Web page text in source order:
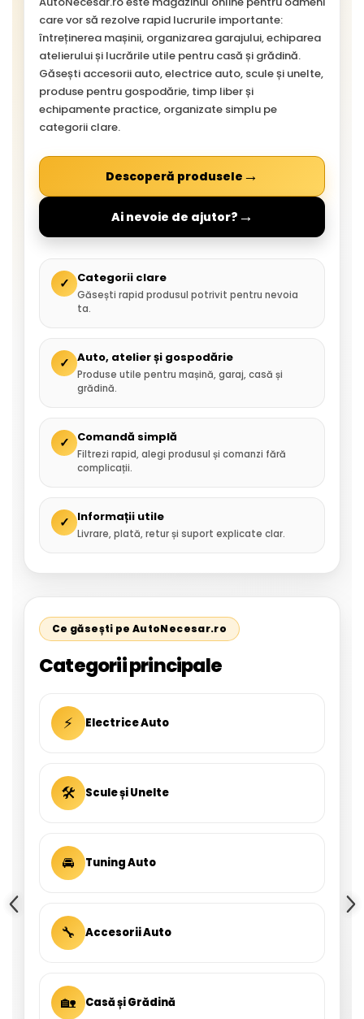
care vor să rezolve rapid lucrurile importante:
întreținerea mașinii, organizarea garajului, echiparea
atelierului și lucrările utile pentru casă și grădină.
Găsești accesorii auto, electrice auto, scule și unelte,
produse pentru gospodărie, timp liber și
echipamente practice, organizate simplu pe
categorii clare.
Descoperă produsele →
Ai nevoie de ajutor? →
✓ Categorii clare
Găsești rapid produsul potrivit pentru nevoia
ta.
✓ Auto, atelier și gospodărie
Produse utile pentru mașină, garaj, casă și
grădină.
✓ Comandă simplă
Filtrezi rapid, alegi produsul și comanzi fără
complicații.
✓ Informații utile
Livrare, plată, retur și suport explicate clar.
Ce găsești pe AutoNecesar.ro
Categorii principale
⚡ Electrice Auto
🛠 Scule și Unelte
🚘 Tuning Auto
🔧 Accesorii Auto
🏡 Casă și Grădină